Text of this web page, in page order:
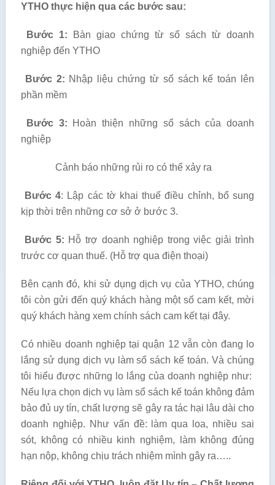
YTHO thực hiện qua các bước sau:
Bước 1: Bàn giao chứng từ sổ sách từ doanh
nghiệp đến YTHO
Bước 2: Nhập liệu chứng từ sổ sách kế toán lên
phần mềm
Bước 3: Hoàn thiện những sổ sách của doanh
nghiệp
Cảnh báo những rủi ro có thể xảy ra
Bước 4: Lập các tờ khai thuế điều chỉnh, bổ sung
kịp thời trên những cơ sở ở bước 3.
Bước 5: Hỗ trợ doanh nghiệp trong việc giải trình
trước cơ quan thuế. (Hỗ trợ qua điện thoại)
Bên cạnh đó, khi sử dụng dịch vụ của YTHO, chúng
tôi còn gửi đến quý khách hàng một số cam kết, mời
quý khách hàng xem chính sách cam kết tại đây.
Có nhiều doanh nghiệp tại quận 12 vẫn còn đang lo
lắng sử dụng dịch vụ làm sổ sách kế toán. Và chúng
tôi hiểu được những lo lắng của doanh nghiệp như:
Nếu lựa chọn dịch vụ làm sổ sách kế toán không đảm
bảo đủ uy tín, chất lượng sẽ gây ra tác hại lâu dài cho
doanh nghiệp. Như vấn đề: làm qua loa, nhiều sai
sót, không có nhiều kinh nghiệm, làm không đúng
hạn nộp, không chịu trách nhiệm mình gây ra…..